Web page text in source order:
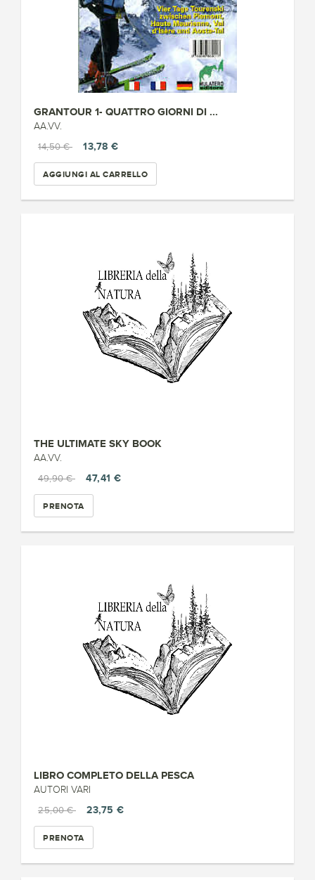
GRANTOUR 1- QUATTRO GIORNI DI ...
AA.VV.
14,50 €
13,78 €
AGGIUNGI AL CARRELLO
THE ULTIMATE SKY BOOK
AA.VV.
49,90 €
47,41 €
PRENOTA
LIBRO COMPLETO DELLA PESCA
AUTORI VARI
25,00 €
23,75 €
PRENOTA